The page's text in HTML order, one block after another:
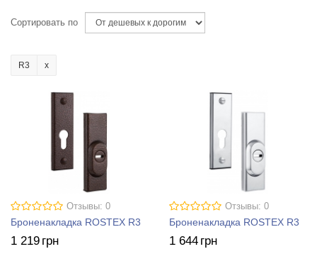
Сортировать по
R3
Отзывы: 0
Броненакладка ROSTEX R3
1 219 грн
Отзывы: 0
Броненакладка ROSTEX R3
1 644 грн